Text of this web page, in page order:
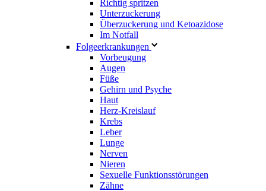
Richtig spritzen
Unterzuckerung
Überzuckerung und Ketoazidose
Im Notfall
Folgeerkrankungen
Vorbeugung
Augen
Füße
Gehirn und Psyche
Haut
Herz-Kreislauf
Krebs
Leber
Lunge
Nerven
Nieren
Sexuelle Funktionsstörungen
Zähne